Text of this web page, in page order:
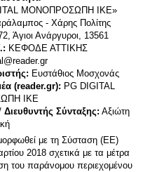
MONΟΠΡΟΣΩΠΗ ΙΚΕ»
- Χάρης Πολίτης
Άγιοι Ανάργυροι, 13561
ΚΕΦΟΔΕ ΑΤΤΙΚΗΣ
Ευστάθιος Μοσχονάς
(reader.gr): PG DIGITAL
ΙΚΕ
Διευθυντής Σύνταξης: Αξιώτη
με τη Σύσταση (ΕΕ)
2018 σχετικά με τα μέτρα
του παράνομου περιεχομένου